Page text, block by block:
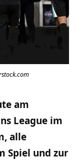
am
League im
alle
Spiel und zur